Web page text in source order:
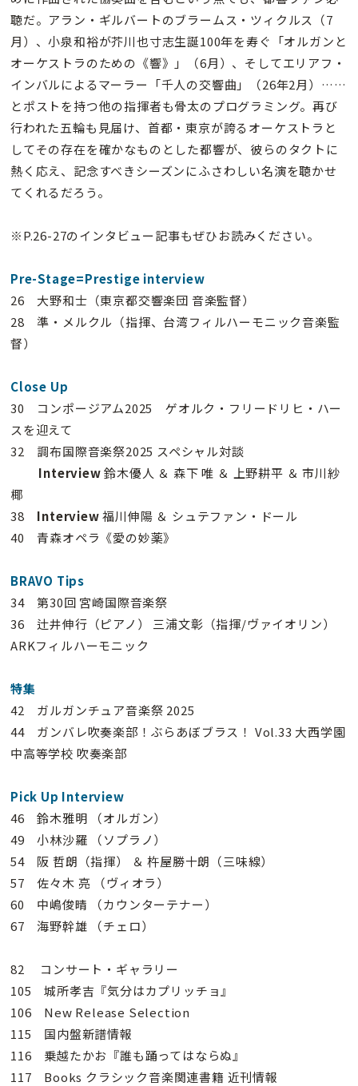
聴だ。アラン・ギルバートのブラームス・ツィクルス（7
月）、小泉和裕が芥川也寸志生誕100年を寿ぐ「オルガンと
オーケストラのための《響》」（6月）、そしてエリアフ・
インバルによるマーラー「千人の交響曲」（26年2月）……
とポストを持つ他の指揮者も骨太のプログラミング。再び
行われた五輪も見届け、首都・東京が誇るオーケストラと
してその存在を確かなものとした都響が、彼らのタクトに
熱く応え、記念すべきシーズンにふさわしい名演を聴かせ
てくれるだろう。
※P.26-27のインタビュー記事もぜひお読みください。
Pre-Stage=Prestige interview
26 大野和士（東京都交響楽団 音楽監督）
28 準・メルクル（指揮、台湾フィルハーモニック音楽監
督）
Close Up
30 コンポージアム2025 ゲオルク・フリードリヒ・ハー
スを迎えて
32 調布国際音楽祭2025 スペシャル対談
Interview鈴木優人 ＆ 森下 唯 ＆ 上野耕平 ＆ 市川紗
椰
38 Interview福川伸陽 ＆ シュテファン・ドール
40 青森オペラ《愛の妙薬》
BRAVO Tips
34 第30回 宮崎国際音楽祭
36 辻井伸行（ピアノ） 三浦文彰（指揮/ヴァイオリン）
ARKフィルハーモニック
特集
42 ガルガンチュア音楽祭 2025
44 ガンバレ吹奏楽部！ぶらあぼブラス！ Vol.33 大西学園
中高等学校 吹奏楽部
Pick Up Interview
46 鈴木雅明 （オルガン）
49 小林沙羅 （ソプラノ）
54 阪 哲朗（指揮） ＆ 杵屋勝十朗（三味線）
57 佐々木 亮 （ヴィオラ）
60 中嶋俊晴 （カウンターテナー）
67 海野幹雄 （チェロ）
82 コンサート・ギャラリー
105 城所孝吉『気分はカプリッチョ』
106 New Release Selection
115 国内盤新譜情報
116 乗越たかお『誰も踊ってはならぬ』
117 Books クラシック音楽関連書籍 近刊情報